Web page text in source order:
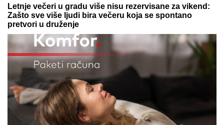
Letnje večeri u gradu više nisu rezervisane za vikend:
Zašto sve više ljudi bira večeru koja se spontano
pretvori u druženje